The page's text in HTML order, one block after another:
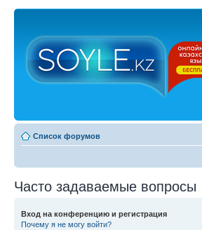
Список форумов
Часто задаваемые вопросы
Вход на конференцию и регистрация
Почему я не могу войти?